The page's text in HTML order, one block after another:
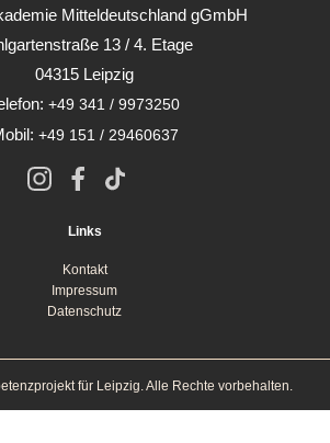
Mitteldeutschland gGmbH
13 / 4. Etage
04315 Leipzig
+49 341 / 9973250
+49 151 / 29460637
Links
Kontakt
Impressum
Datenschutz
für Leipzig. Alle Rechte vorbehalten.